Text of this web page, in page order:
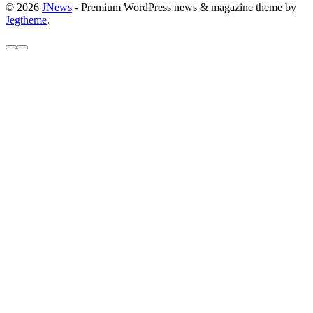
© 2026 JNews - Premium WordPress news & magazine theme by
Jegtheme.